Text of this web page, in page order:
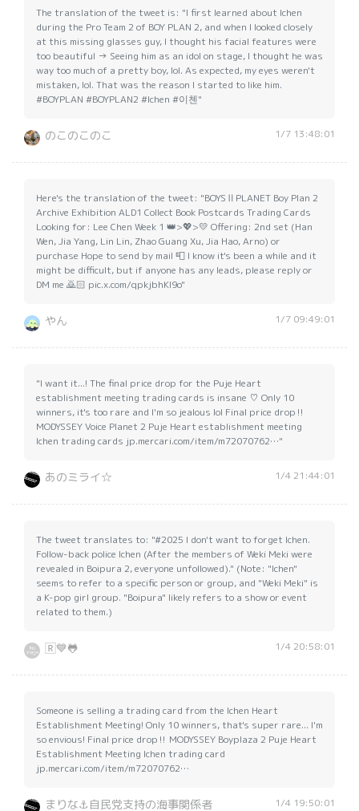
The translation of the tweet is: "I first learned about Ichen
during the Pro Team 2 of BOY PLAN 2, and when I looked closely
at this missing glasses guy, I thought his facial features were
too beautiful → Seeing him as an idol on stage, I thought he was
way too much of a pretty boy, lol. As expected, my eyes weren't
mistaken, lol. That was the reason I started to like him.
#BOYPLAN #BOYPLAN2 #Ichen #이첸"
のこのこのこ 1/7 13:48:01
Here's the translation of the tweet: "BOYSⅡPLANET Boy Plan 2
Archive Exhibition ALD1 Collect Book Postcards Trading Cards
Looking for: Lee Chen Week 1 👑>💖>💛 Offering: 2nd set (Han
Wen, Jia Yang, Lin Lin, Zhao Guang Xu, Jia Hao, Arno) or
purchase Hope to send by mail 📮 I know it's been a while and it
might be difficult, but if anyone has any leads, please reply or
DM me 🙇🏻 pic.x.com/qpkjbhKl9o"
やん 1/7 09:49:01
"I want it...! The final price drop for the Puje Heart
establishment meeting trading cards is insane ♡ Only 10
winners, it's too rare and I'm so jealous lol Final price drop‼️
MODYSSEY Voice Planet 2 Puje Heart establishment meeting
Ichen trading cards jp.mercari.com/item/m72070762…"
あのミライ☆ 1/4 21:44:01
The tweet translates to: "#2025 I don't want to forget Ichen.
Follow-back police Ichen (After the members of Weki Meki were
revealed in Boipura 2, everyone unfollowed)." (Note: "Ichen"
seems to refer to a specific person or group, and "Weki Meki" is
a K-pop girl group. "Boipura" likely refers to a show or event
related to them.)
🅁💙🐸 1/4 20:58:01
Someone is selling a trading card from the Ichen Heart
Establishment Meeting! Only 10 winners, that's super rare... I'm
so envious! Final price drop‼️ MODYSSEY Boyplaza 2 Puje Heart
Establishment Meeting Ichen trading card
jp.mercari.com/item/m72070762…
まりな⚓️自民党支持の海事関係者 1/4 19:50:01